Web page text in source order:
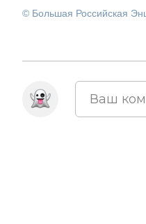
© Большая Российская